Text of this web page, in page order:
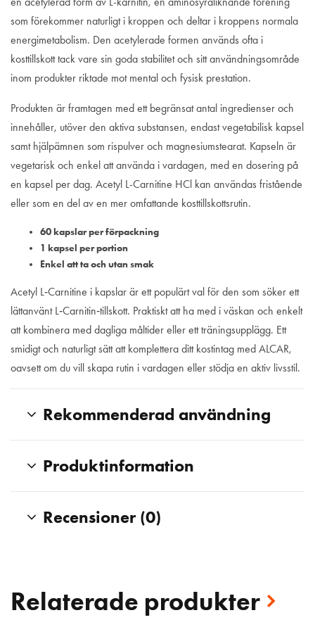
som förekommer naturligt i kroppen och deltar i kroppens normala
energimetabolism. Den acetylerade formen används ofta i
kosttillskott tack vare sin goda stabilitet och sitt användningsområde
inom produkter riktade mot mental och fysisk prestation.
Produkten är framtagen med ett begränsat antal ingredienser och
innehåller, utöver den aktiva substansen, endast vegetabilisk kapsel
samt hjälpämnen som rispulver och magnesiumstearat. Kapseln är
vegetarisk och enkel att använda i vardagen, med en dosering på
en kapsel per dag. Acetyl L-Carnitine HCl kan användas fristående
eller som en del av en mer omfattande kosttillskottsrutin.
60 kapslar per förpackning
1 kapsel per portion
Enkel att ta och utan smak
Acetyl L‑Carnitine i kapslar är ett populärt val för den som söker ett
lättanvänt L‑Carnitin‑tillskott. Praktiskt att ha med i väskan och enkelt
att kombinera med dagliga måltider eller ett träningsupplägg. Ett
smidigt och naturligt sätt att komplettera ditt kostintag med ALCAR,
oavsett om du vill skapa rutin i vardagen eller stödja en aktiv livsstil.
Rekommenderad användning
Produktinformation
Recensioner (0)
Relaterade produkter